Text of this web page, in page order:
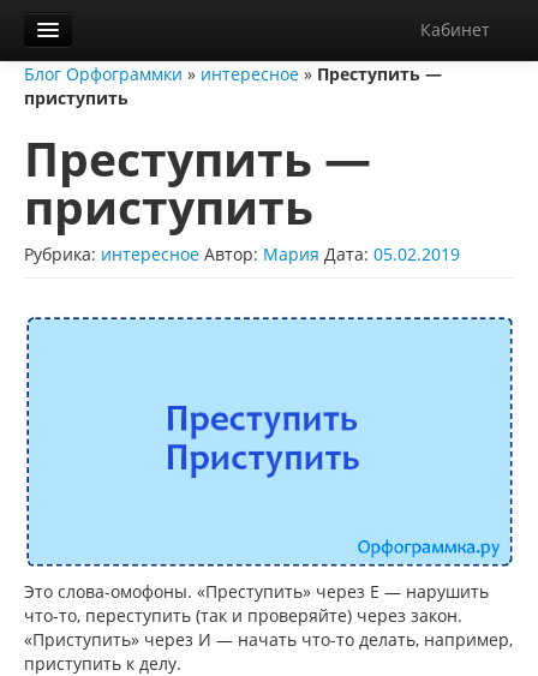
Кабинет
Орфограммка
Блог
О нас
Контакты
Справка
Блог Орфограммки » интересное » Преступить —
приступить
Преступить —
приступить
Рубрика: интересное Автор: Мария Дата: 05.02.2019
Это слова-омофоны. «Преступить» через Е — нарушить
что-то, переступить (так и проверяйте) через закон.
«Приступить» через И — начать что-то делать, например,
приступить к делу.